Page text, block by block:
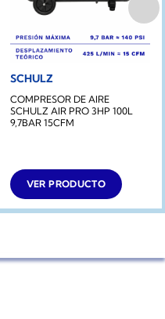
SCHULZ
COMPRESOR DE AIRE
SCHULZ AIR PRO 3HP 100L
9,7BAR 15CFM
VER PRODUCTO